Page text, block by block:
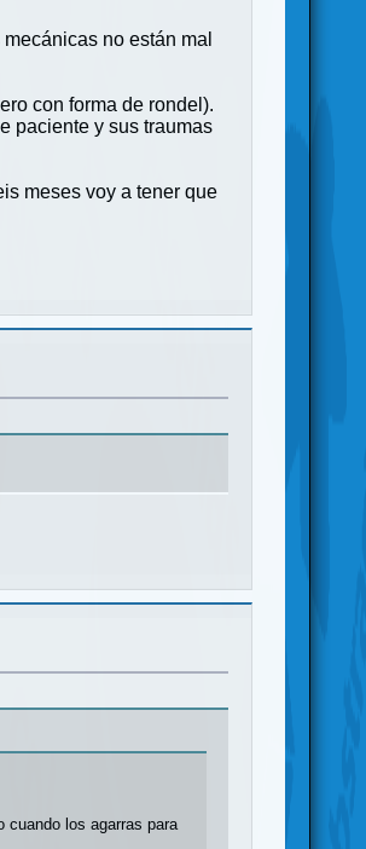
no están mal
con forma de rondel).
paciente y sus traumas
meses voy a tener que
cuando los agarras para